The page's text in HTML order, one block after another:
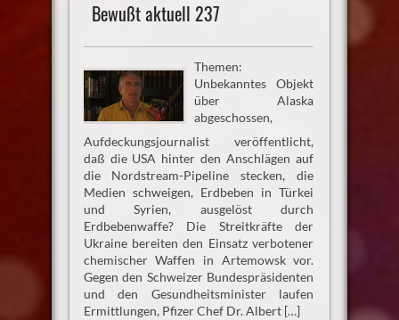
Bewußt aktuell 237
Themen:
Unbekanntes Objekt
über Alaska
abgeschossen,
Aufdeckungsjournalist veröffentlicht,
daß die USA hinter den Anschlägen auf
die Nordstream-Pipeline stecken, die
Medien schweigen, Erdbeben in Türkei
und Syrien, ausgelöst durch
Erdbebenwaffe? Die Streitkräfte der
Ukraine bereiten den Einsatz verbotener
chemischer Waffen in Artemowsk vor.
Gegen den Schweizer Bundespräsidenten
und den Gesundheitsminister laufen
Ermittlungen, Pfizer Chef Dr. Albert […]